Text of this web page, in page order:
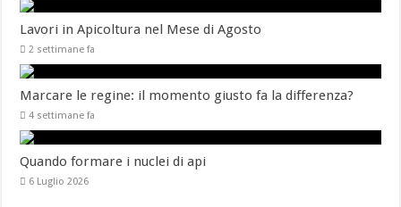
Lavori in Apicoltura nel Mese di Agosto
2 settimane fa
Marcare le regine: il momento giusto fa la differenza?
4 settimane fa
Quando formare i nuclei di api
6 Luglio 2026